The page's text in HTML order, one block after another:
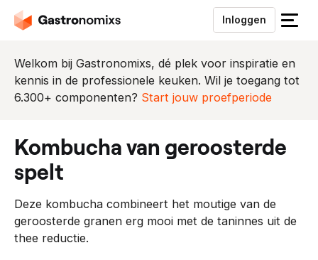
Inloggen
S
u
i
t
u
Welkom bij Gastronomixs, dé plek voor inspiratie en
kennis in de professionele keuken. Wil je toegang tot
6.300+ componenten? Start jouw proefperiode
kombucha van geroosterde
spelt
Deze kombucha combineert het moutige van de
geroosterde granen erg mooi met de taninnes uit de
thee reductie.